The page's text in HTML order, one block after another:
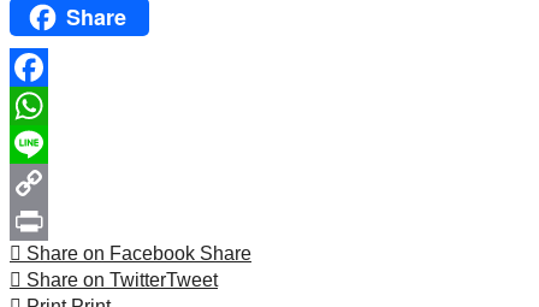
Share
Facebook
WhatsApp
Line
Copy
Link
PrintShare on Facebook Share
Share on TwitterTweet